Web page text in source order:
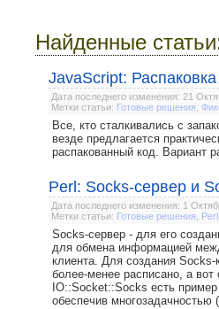
Найденные
JavaScript:
Дата последнего изменения: 21
Метки статьи: Готовые решения
Все, кто сталкивались с
везде предлагается
распакованный код. Вариант
Perl: Socks-сервер и
Дата последнего изменения: 1
Метки статьи: Готовые решения Perl
Socks-сервер - для его
для обмена информацией
клиента. Для создания
более-менее расписано, а
IO::Socket::Socks есть
обеспечив многозадачностью